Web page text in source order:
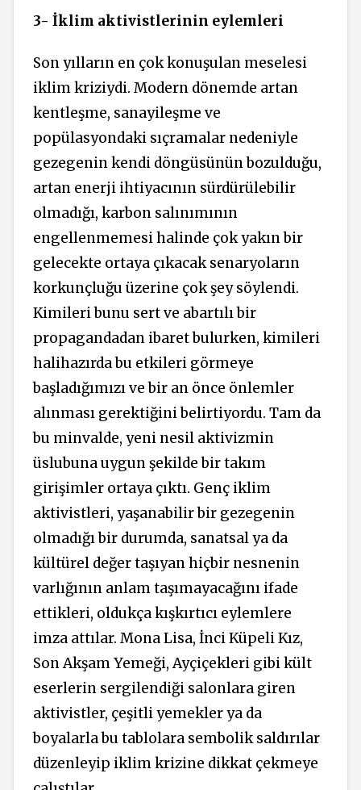
3- İklim aktivistlerinin eylemleri
Son yılların en çok konuşulan meselesi
iklim kriziydi. Modern dönemde artan
kentleşme, sanayileşme ve
popülasyondaki sıçramalar nedeniyle
gezegenin kendi döngüsünün bozulduğu,
artan enerji ihtiyacının sürdürülebilir
olmadığı, karbon salınımının
engellenmemesi halinde çok yakın bir
gelecekte ortaya çıkacak senaryoların
korkunçluğu üzerine çok şey söylendi.
Kimileri bunu sert ve abartılı bir
propagandadan ibaret bulurken, kimileri
halihazırda bu etkileri görmeye
başladığımızı ve bir an önce önlemler
alınması gerektiğini belirtiyordu. Tam da
bu minvalde, yeni nesil aktivizmin
üslubuna uygun şekilde bir takım
girişimler ortaya çıktı. Genç iklim
aktivistleri, yaşanabilir bir gezegenin
olmadığı bir durumda, sanatsal ya da
kültürel değer taşıyan hiçbir nesnenin
varlığının anlam taşımayacağını ifade
ettikleri, oldukça kışkırtıcı eylemlere
imza attılar. Mona Lisa, İnci Küpeli Kız,
Son Akşam Yemeği, Ayçiçekleri gibi kült
eserlerin sergilendiği salonlara giren
aktivistler, çeşitli yemekler ya da
boyalarla bu tablolara sembolik saldırılar
düzenleyip iklim krizine dikkat çekmeye